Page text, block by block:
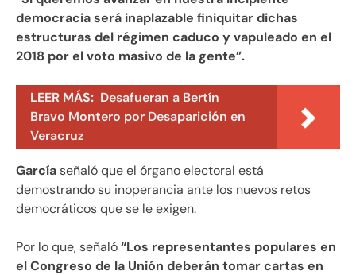
democracia será inaplazable finiquitar dichas
estructuras del régimen caduco y vapuleado en el
2018 por el voto masivo de la gente”.
LEER MÁS: Desafueran a Bertín
Bravo Montero por Desaparición en
Veracruz
Garcíaseñaló que el órgano electoral está
demostrando su inoperancia ante los nuevos retos
democráticos que se le exigen.
Por lo que, señaló“Los representantes populares en
el Congreso de la Unión deberán tomar cartas en